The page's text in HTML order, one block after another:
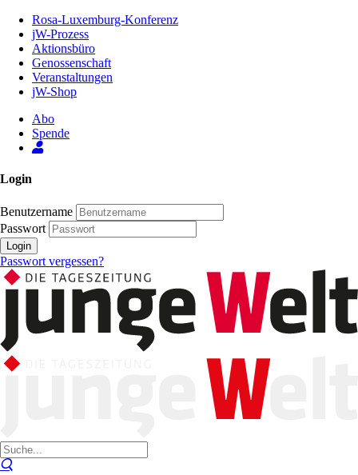
Inhalt
Seite
Rosa-Luxemburg-Konferenz
jW-Prozess
Aktionsbüro
Genossenschaft
Veranstaltungen
jW-Shop
Abo
Spende
Login
Benutzername
Passwort
Login
Passwort vergessen?